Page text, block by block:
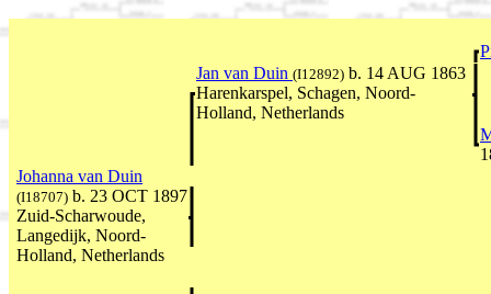
Jan van Duin (I12892) b. 14 AUG 1863
Harenkarspel, Schagen, Noord-
Holland, Netherlands
Johanna van Duin
(I18707) b. 23 OCT 1897
Zuid-Scharwoude,
Langedijk, Noord-
Holland, Netherlands